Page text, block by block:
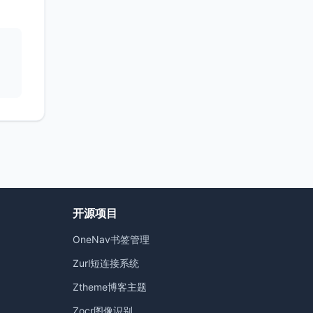
开源项目
OneNav书签管理
Zurl短连接系统
Ztheme博客主题
Zocr图像识别